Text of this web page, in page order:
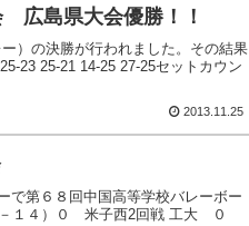
広島県大会優勝！！
）の決勝が行われました。その結果
14‐25 27‐25セットカウン
2013.11.25
で第６８回中国高等学校バレーボー
１４）０ 米子西2回戦 工大 ０